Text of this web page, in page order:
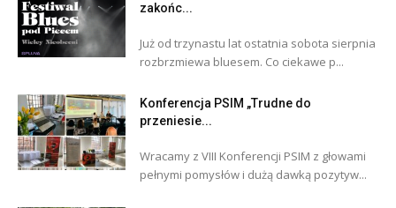
zakońc...
Już od trzynastu lat ostatnia sobota sierpnia
rozbrzmiewa bluesem. Co ciekawe p...
Konferencja PSIM „Trudne do
przeniesie...
Wracamy z VIII Konferencji PSIM z głowami
pełnymi pomysłów i dużą dawką pozytyw...